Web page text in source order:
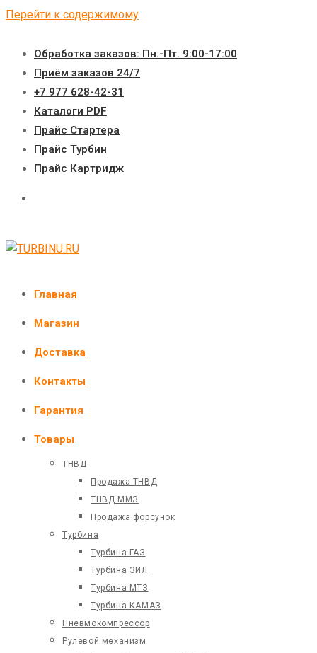
Перейти к содержимому
Обработка заказов: Пн.-Пт. 9:00-17:00
Приём заказов 24/7
+7 977 628-42-31
Каталоги PDF
Прайс Стартера
Прайс Турбин
Прайс Картридж
Главная
Магазин
Доставка
Контакты
Гарантия
Товары
ТНВД
Продажа ТНВД
ТНВД ММЗ
Продажа форсунок
Турбина
Турбина ГАЗ
Турбина ЗИЛ
Турбина МТЗ
Турбина КАМАЗ
Пневмокомпрессор
Рулевой механизм